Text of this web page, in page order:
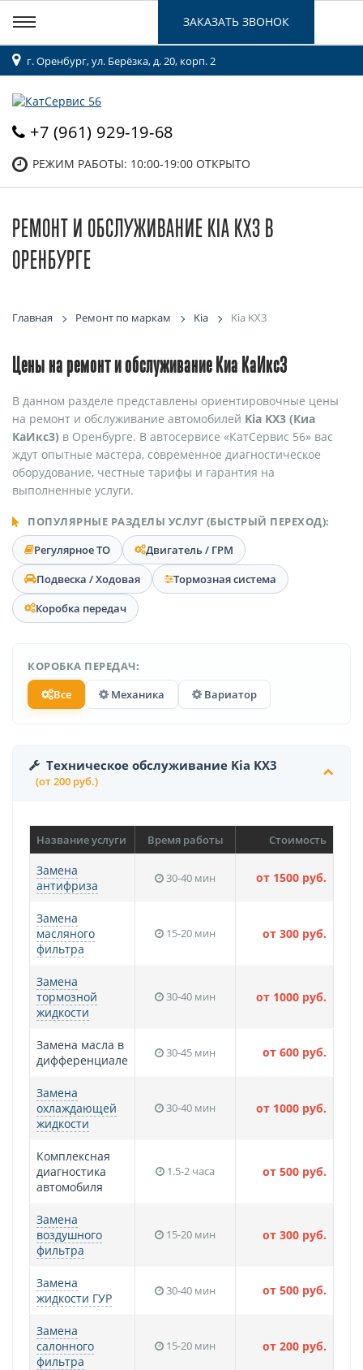
г. Оренбург, ул. Берёзка, д. 20, корп. 2
+7 (961) 929-19-68
РЕЖИМ РАБОТЫ: 10:00-19:00 ОТКРЫТО
ЗАКАЗАТЬ ЗВОНОК
РЕМОНТ И ОБСЛУЖИВАНИЕ KIA KX3 В
ОРЕНБУРГЕ
Главная Ремонт по маркам Kia Kia KX3
Цены на ремонт и обслуживание Киа КаИкс3
В данном разделе представлены ориентировочные цены
на ремонт и обслуживание автомобилей Kia KX3 (Киа
КаИкс3) в Оренбурге. В автосервисе «КатСервис 56» вас
ждут опытные мастера, современное диагностическое
оборудование, честные тарифы и гарантия на
выполненные услуги.
ПОПУЛЯРНЫЕ РАЗДЕЛЫ УСЛУГ (БЫСТРЫЙ ПЕРЕХОД):
Регулярное ТО
Двигатель / ГРМ
Подвеска / Ходовая
Тормозная система
Коробка передач
КОРОБКА ПЕРЕДАЧ:
Все
Механика Вариатор
Техническое обслуживание Kia KX3
(от 200 руб.)
Название услуги Время работы Стоимость
Замена
антифриза
30-40 мин от 1500 руб.
Замена
масляного
фильтра
15-20 мин от 300 руб.
Замена
тормозной
жидкости
30-40 мин от 1000 руб.
Замена масла в
дифференциале
30-45 мин от 600 руб.
Замена
охлаждающей
жидкости
30-40 мин от 1000 руб.
Комплексная
диагностика
автомобиля
1.5-2 часа от 500 руб.
Замена
воздушного
фильтра
15-20 мин от 300 руб.
Замена
жидкости ГУР
30-40 мин от 500 руб.
Замена
салонного
фильтра
15-20 мин от 200 руб.